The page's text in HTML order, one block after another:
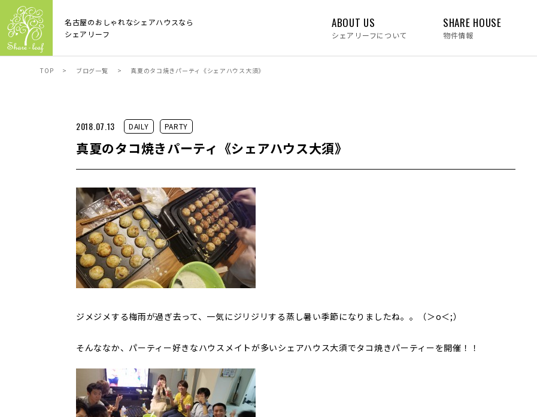
名古屋のおしゃれなシェアハウスなら
シェアリーフ
ABOUT US
シェアリーフについて
SHARE HOUSE
物件情報
TOP > ブログ一覧 > 真夏のタコ焼きパーティ《シェアハウス大須》
2018.07.13 DAILY PARTY
真夏のタコ焼きパーティ《シェアハウス大須》
ジメジメする梅雨が過ぎ去って、一気にジリジリする蒸し暑い季節になりましたね。。（＞o＜;）
そんななか、パーティー好きなハウスメイトが多いシェアハウス大須でタコ焼きパーティーを開催！！